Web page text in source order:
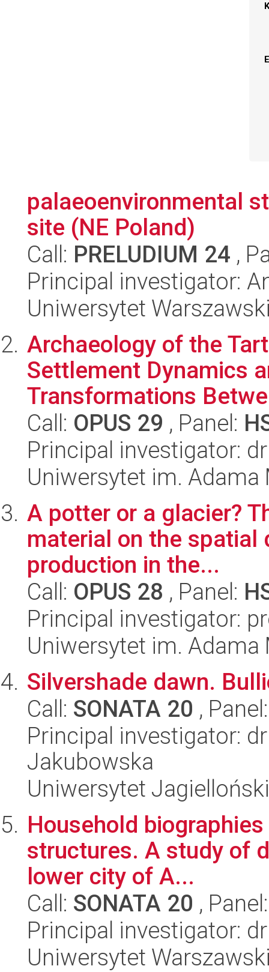
palaeoenvironmental
site (NE Poland)
Call: PRELUDIUM 24 ,
Principal investigator:
Uniwersytet
Archaeology of the
Settlement Dynamics
Transformations
Call: OPUS 29 , Panel:
Principal investigator:
Uniwersytet im.
A potter or a glacier?
material on the
production in the...
Call: OPUS 28 , Panel:
Principal investigator:
Uniwersytet im.
Silvershade dawn.
Call: SONATA 20 ,
Principal investigator:
Jakubowska
Uniwersytet Jagielloński
Household
structures. A study of
lower city of A...
Call: SONATA 20 ,
Principal investigator:
Uniwersytet